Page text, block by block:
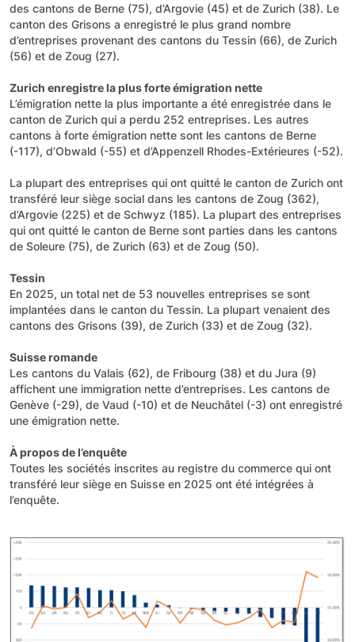
des cantons de Berne (75), d’Argovie (45) et de Zurich (38). Le
canton des Grisons a enregistré le plus grand nombre
d’entreprises provenant des cantons du Tessin (66), de Zurich
(56) et de Zoug (27).
Zurich enregistre la plus forte émigration nette
L’émigration nette la plus importante a été enregistrée dans le
canton de Zurich qui a perdu 252 entreprises. Les autres
cantons à forte émigration nette sont les cantons de Berne
(-117), d’Obwald (-55) et d’Appenzell Rhodes-Extérieures (-52).
La plupart des entreprises qui ont quitté le canton de Zurich ont
transféré leur siège social dans les cantons de Zoug (362),
d’Argovie (225) et de Schwyz (185). La plupart des entreprises
qui ont quitté le canton de Berne sont parties dans les cantons
de Soleure (75), de Zurich (63) et de Zoug (50).
Tessin
En 2025, un total net de 53 nouvelles entreprises se sont
implantées dans le canton du Tessin. La plupart venaient des
cantons des Grisons (39), de Zurich (33) et de Zoug (32).
Suisse romande
Les cantons du Valais (62), de Fribourg (38) et du Jura (9)
affichent une immigration nette d’entreprises. Les cantons de
Genève (-29), de Vaud (-10) et de Neuchâtel (-3) ont enregistré
une émigration nette.
À propos de l’enquête
Toutes les sociétés inscrites au registre du commerce qui ont
transféré leur siège en Suisse en 2025 ont été intégrées à
l’enquête.